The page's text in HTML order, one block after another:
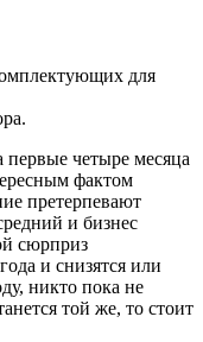
для
первые четыре месяца
фактом
претерпевают
и бизнес
сюрприз
и снизятся или
никто пока не
той же, то стоит